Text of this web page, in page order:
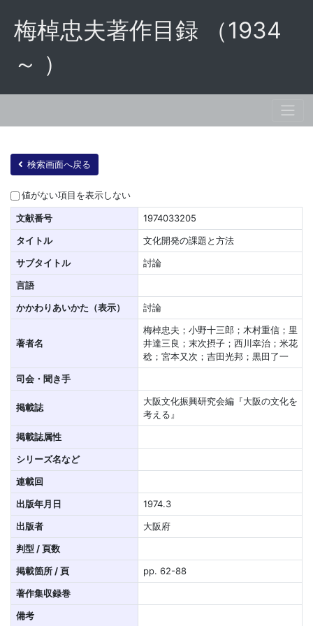
梅棹忠夫著作目録 （1934
～ ）
検索画面へ戻る
値がない項目を表示しない
文献番号
1974033205
タイトル
文化開発の課題と方法
サブタイトル
討論
言語
かかわりあいかた（表示）
討論
著者名
梅棹忠夫；小野十三郎；木村重信；里
井達三良；末次摂子；西川幸治；米花
稔；宮本又次；吉田光邦；黒田了一
司会・聞き手
掲載誌
大阪文化振興研究会編『大阪の文化を
考える』
掲載誌属性
シリーズ名など
連載回
出版年月日
1974.3
出版者
大阪府
判型 / 頁数
掲載箇所 / 頁
pp. 62-88
著作集収録巻
備考